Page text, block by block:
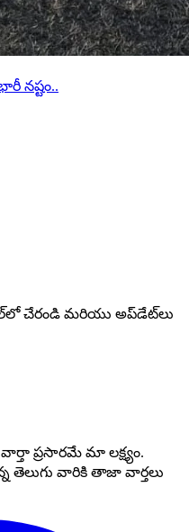
నష్టం..
చేరండి మరియు అప్‌డేట్‌లు
వార్తా ప్రసారమే మా లక్ష్యం.
తెలుగు వారికి తాజా వార్తలు